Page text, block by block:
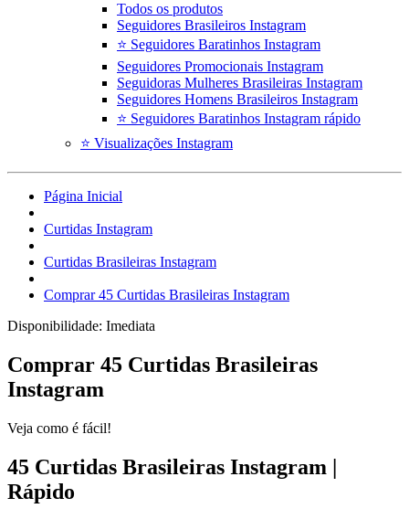
Todos os produtos
Seguidores Brasileiros Instagram
⭐ Seguidores Baratinhos Instagram
Seguidores Promocionais Instagram
Seguidoras Mulheres Brasileiras Instagram
Seguidores Homens Brasileiros Instagram
⭐ Seguidores Baratinhos Instagram rápido
⭐ Visualizações Instagram
Página Inicial
Curtidas Instagram
Curtidas Brasileiras Instagram
Comprar 45 Curtidas Brasileiras Instagram
Disponibilidade: Imediata
Comprar 45 Curtidas Brasileiras
Instagram
Veja como é fácil!
45 Curtidas Brasileiras Instagram |
Rápido